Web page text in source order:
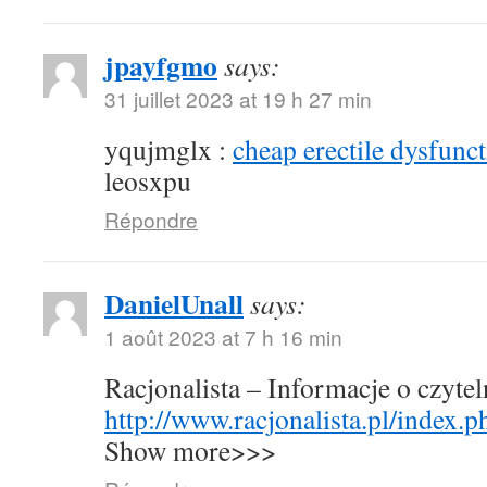
jpayfgmo says:
31 juillet 2023 at 19 h 27 min
yqujmglx : cheap erectile
leosxpu
Répondre
DanielUnallsays:
1 août 2023 at 7 h 16 min
Racjonalista – Informacje o
http://www.racjonalista.pl/
Show more>>>